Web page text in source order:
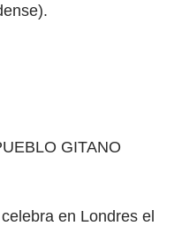
GITANO
en Londres el